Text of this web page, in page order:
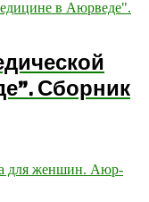
Сборник